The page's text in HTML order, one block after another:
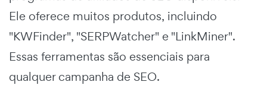
Ele oferece muitos produtos, incluindo
"KWFinder", "SERPWatcher" e "LinkMiner".
Essas ferramentas são essenciais para
qualquer campanha de SEO.